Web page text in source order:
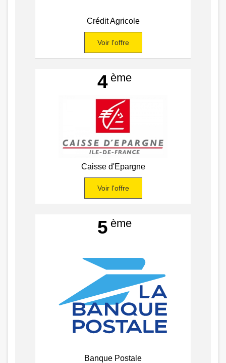
Crédit Agricole
Voir l'offre
4ème
Caisse d'Epargne
Voir l'offre
5ème
Banque Postale